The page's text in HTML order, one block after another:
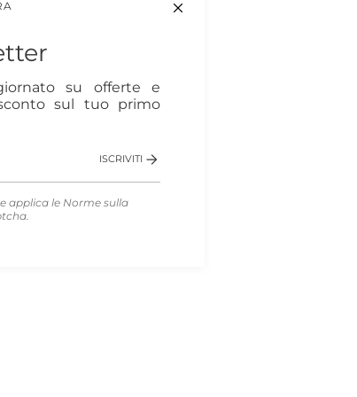
su offerte e
sul tuo primo
ISCRIVITI
applica le Norme sulla